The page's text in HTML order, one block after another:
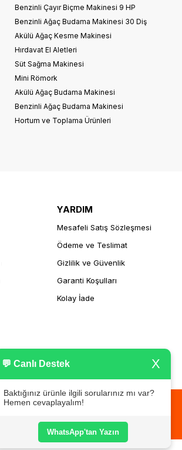
Benzinli Çayır Biçme Makinesi 9 HP
Benzinli Ağaç Budama Makinesi 30 Diş
Akülü Ağaç Kesme Makinesi
Hırdavat El Aletleri
Süt Sağma Makinesi
Mini Römork
Akülü Ağaç Budama Makinesi
Benzinli Ağaç Budama Makinesi
Hortum ve Toplama Ürünleri
YARDIM
Mesafeli Satış Sözleşmesi
Ödeme ve Teslimat
Gizlilik ve Güvenlik
Garanti Koşulları
Kolay İade
💬 Canlı Destek X
Baktığınız ürünle ilgili sorularınız mı var?
Hemen cevaplayalım!
WhatsApp'tan Yazın